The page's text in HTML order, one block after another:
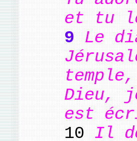
et tu
9Le
Dieu,
est
10Il